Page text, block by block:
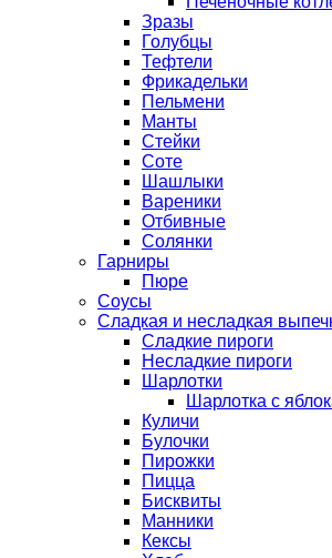
Зразы
Голубцы
Тефтели
Фрикадельки
Пельмени
Манты
Стейки
Соте
Шашлыки
Вареники
Отбивные
Солянки
Гарниры
Пюре
Соусы
Сладкая и несладкая
Сладкие пироги
Несладкие пироги
Шарлотки
Шарлотка с
Куличи
Булочки
Пирожки
Пицца
Бисквиты
Манники
Кексы